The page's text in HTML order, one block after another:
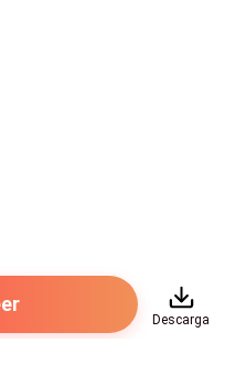
lunes embargan este
Descarga